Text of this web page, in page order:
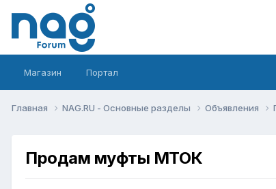
Магазин Портал
Главная NAG.RU - Основные разделы Объявления
Продам муфты МТОК